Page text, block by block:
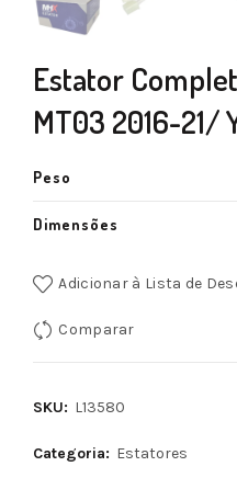
Estator
MT03 2016-21/
Peso
Dimensões
Adicionar à Lista de
Comparar
SKU: L13580
Categoria: Estatores